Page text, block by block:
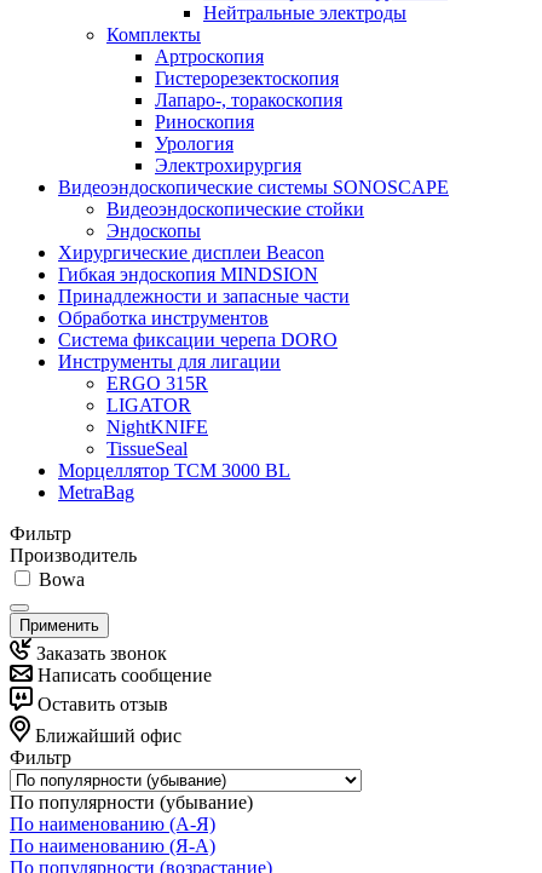
Нейтральные электроды
Комплекты
Артроскопия
Гистерорезектоскопия
Лапаро-, торакоскопия
Риноскопия
Урология
Электрохирургия
Видеоэндоскопические системы SONOSCAPE
Видеоэндоскопические стойки
Эндоскопы
Хирургические дисплеи Beacon
Гибкая эндоскопия MINDSION
Принадлежности и запасные части
Обработка инструментов
Система фиксации черепа DORO
Инструменты для лигации
ERGO 315R
LIGATOR
NightKNIFE
TissueSeal
Морцеллятор ТСМ 3000 BL
MetraBag
Фильтр
Производитель
Bowa
Применить
Заказать звонок
Написать сообщение
Оставить отзыв
Ближайший офис
Фильтр
По популярности (убывание)
По наименованию (А-Я)
По наименованию (Я-А)
По популярности (возрастание)